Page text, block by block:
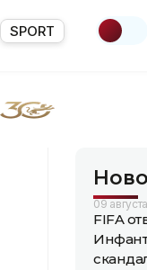
SPORT
09
FIFA